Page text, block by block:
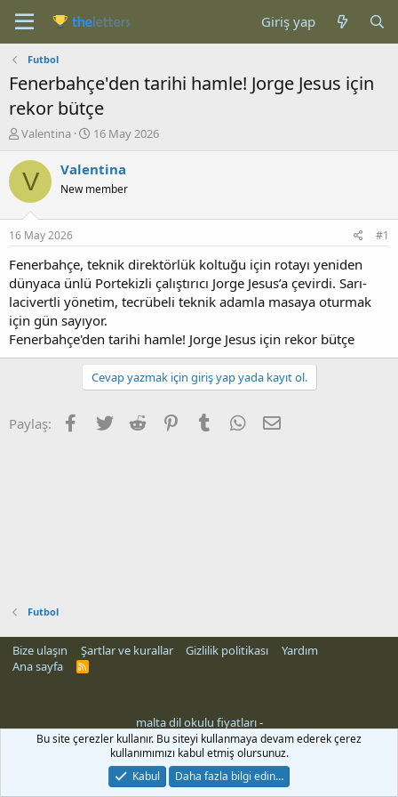
Giriş yap
Futbol
Fenerbahçe'den tarihi hamle! Jorge Jesus için
rekor bütçe
K
n
b
u
u
b
a
ş
l
a
t
a
n
Valentina
B
ş
a
ç
t
a
r
i
h
i
16 May 2026
V Valentina
New member
16 May 2026 #1
Fenerbahçe, teknik direktörlük koltuğu için rotayı yeniden
dünyaca ünlü Portekizli çalıştırıcı Jorge Jesus’a çevirdi. Sarı-
lacivertli yönetim, tecrübeli teknik adamla masaya oturmak
için gün sayıyor.
Fenerbahçe'den tarihi hamle! Jorge Jesus için rekor bütçe
Cevap yazmak için giriş yap yada kayıt ol.
Paylaş: Facebook
Twitter Reddit PinterestTumblr WhatsApp
Futbol
Bize ulaşın Şartlar ve kurallar Gizlilik politikası
Yardım
Ana sayfa
R
malta dil okulu fiyatları-
siteleri
Bu site çerezler kullanır. Bu siteyi kullanmaya devam ederek çerez
kullanımımızı kabul etmiş olursunuz.
Kabul
Daha fazla bilgi edin…